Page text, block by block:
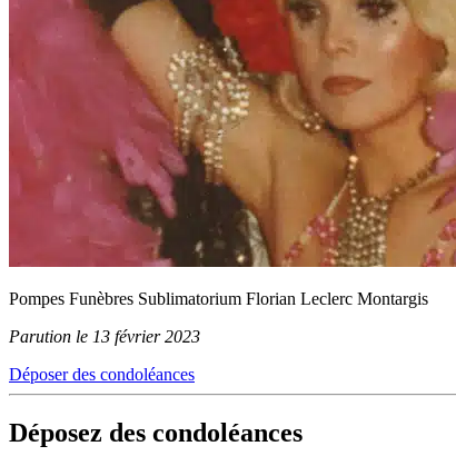
Pompes Funèbres Sublimatorium Florian Leclerc Montargis
Parution le 13 février 2023
Déposer des condoléances
Déposez des condoléances